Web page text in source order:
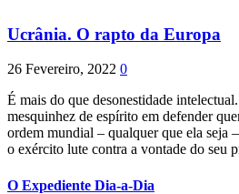
Ucrânia. O rapto da Europa
26 Fevereiro, 2022 0
É mais do que desonestidade
mesquinhez de espírito em defender
ordem mundial – qualquer que ela seja
o exército lute contra a vontade do seu
O Expediente Dia-a-Dia